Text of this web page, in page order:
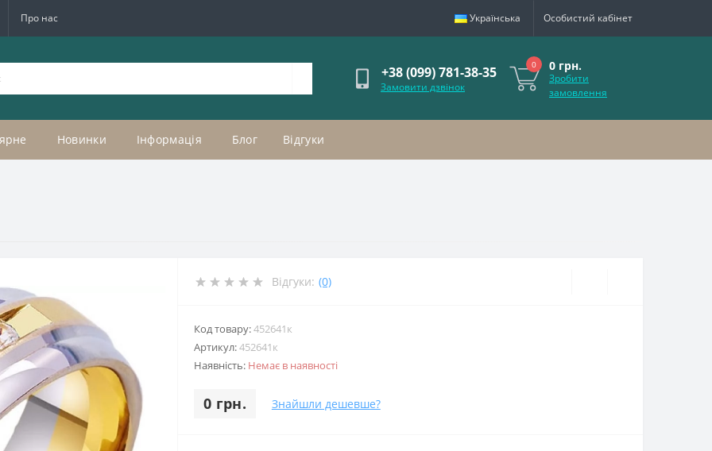
Про нас Українська Особистий кабінет
+38 (099) 781-38-35
Замовити дзвінок
0 0 грн.
Зробити
замовлення
Новинки Інформація Блог Відгуки
Відгуки: (0)
Код товару:452641к
Артикул:452641к
Наявність: Немає в наявності
0 грн. Знайшли дешевше?